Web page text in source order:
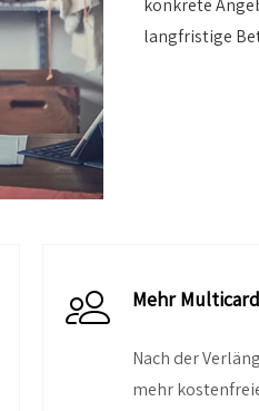
konkrete
langfristige
Mehr
Nach der
mehr